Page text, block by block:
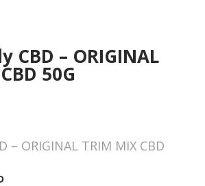
CBD – ORIGINAL
50G
– ORIGINAL TRIM MIX CBD